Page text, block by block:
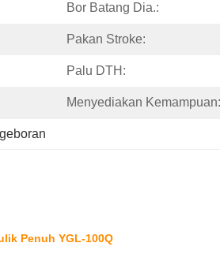
Bor Batang Dia.:
Pakan Stroke:
Palu DTH:
Menyediakan Kemampuan:
Penuh YGL-100Q